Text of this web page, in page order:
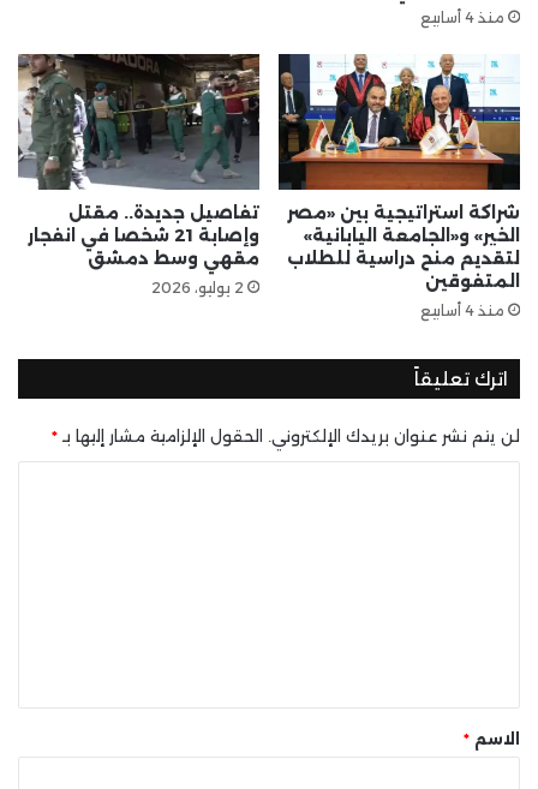
منذ 4 أسابيع
​شراكة استراتيجية بين «مصر
الخير» و«الجامعة اليابانية»
لتقديم منح دراسية للطلاب
المتفوقين
منذ 4 أسابيع
تفاصيل جديدة.. مقتل
وإصابة 21 شخصا في انفجار
مقهي وسط دمشق
2 يوليو، 2026
اترك تعليقاً
لن يتم نشر عنوان بريدك الإلكتروني. الحقول الإلزامية مشار إليها بـ *
* الاسم *